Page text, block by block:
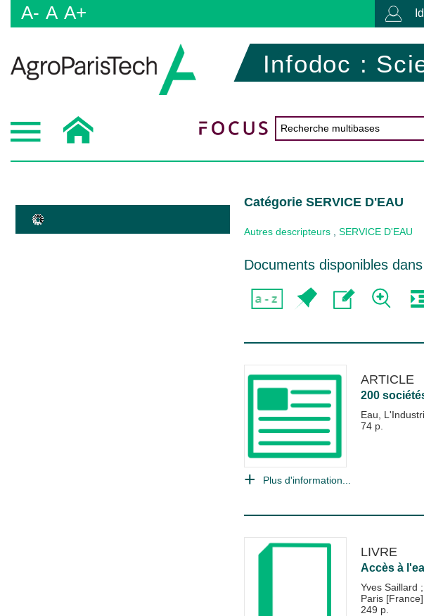
A- A A+
Infodoc :
Catégorie SERVICE D'EAU
Autres descripteurs SERVICE D'EAU
Documents disponibles
ARTICLE
200
Eau,
74 p.
Plus d'information...
LIVRE
Accès à
Yves Saillard ;
Paris
249 p.